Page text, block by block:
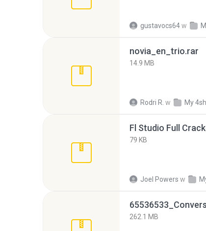
gustavocs64w
novia_en_trio.rar
14.9 MB
Rodri R. w My
Fl Studio Full
79 KB
Joel Powers w
262.1 MB